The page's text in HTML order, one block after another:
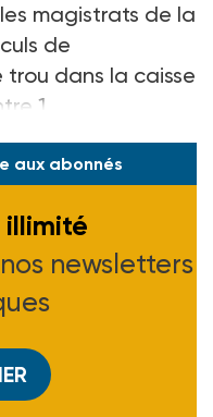
magistrats de la
de
trou dans la caisse
1
aux abonnés
illimité
newsletters